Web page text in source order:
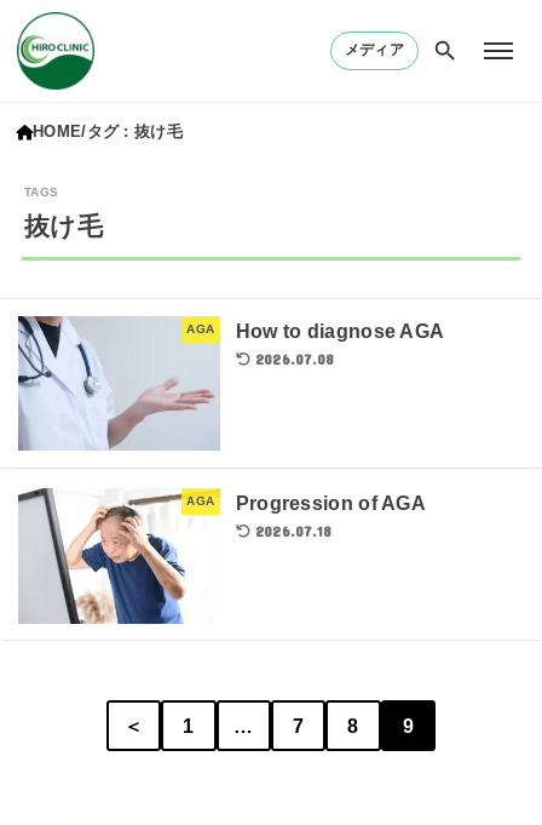
メディア
HOME タグ : 抜け毛
抜け毛
AGA How to diagnose AGA
2026.07.08
AGA Progression of AGA
2026.07.18
＜ 1 7 8 9